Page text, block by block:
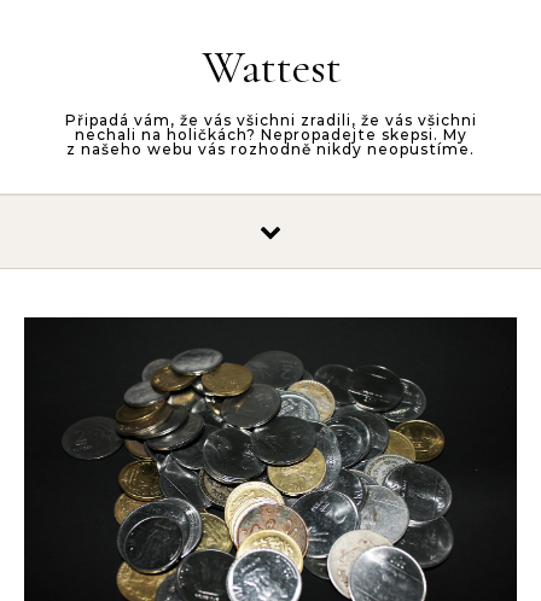
Wattest
Připadá vám, že vás všichni zradili, že vás všichni
nechali na holičkách? Nepropadejte skepsi. My
z našeho webu vás rozhodně nikdy neopustíme.